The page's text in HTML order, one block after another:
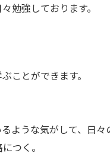
勉強しております。
ことができます。
うな気がして、日々
つく。